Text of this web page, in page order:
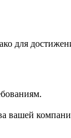
для
вашей